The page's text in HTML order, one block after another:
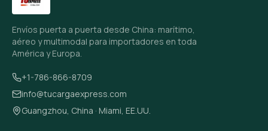
Envíos puerta a puerta desde China: marítimo,
aéreo y multimodal para importadores en toda
América y Europa.
+1-786-866-8709
info@tucargaexpress.com
Guangzhou, China · Miami, EE.UU.